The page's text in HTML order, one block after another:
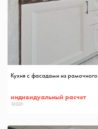
Кухня с фасадами из
индивидуальный расчет
12321